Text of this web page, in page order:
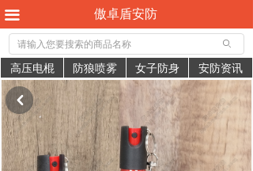
傲卓盾安防
끀
ꄙ
高压电棍 女子防身
防狼喷雾 安防资讯
낒